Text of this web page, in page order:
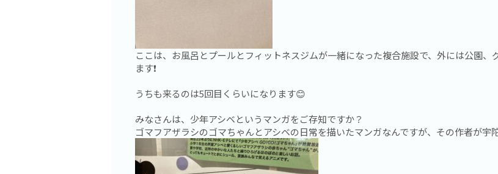
ここは、お風呂とプールとフィットネスジムが一緒になった複合施設で、外には公園、
ます❗️
うちも来るのは5回目くらいになります😊
みなさんは、少年アシベというマンガをご存知ですか？
ゴマフアザラシのゴマちゃんとアシベの日常を描いたマンガなんですが、その作者が宇